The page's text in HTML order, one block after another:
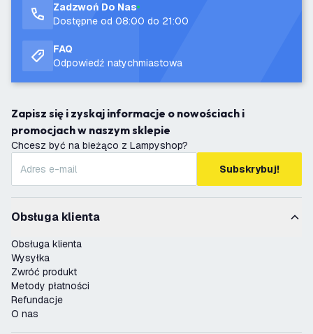
Zadzwoń Do Nas
Dostępne od 08:00 do 21:00
FAQ
Odpowiedź natychmiastowa
Zapisz się i zyskaj informacje o nowościach i
promocjach w naszym sklepie
Chcesz być na bieżąco z Lampyshop?
Subskrybuj!
Obsługa klienta
Obsługa klienta
Wysyłka
Zwróć produkt
Metody płatności
Refundacje
O nas